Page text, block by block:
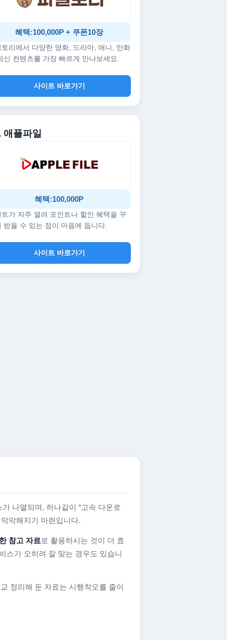
혜택:100,000P + 쿠폰10장
토리에서 다양한 영화, 드라마, 애니, 만화
신 컨텐츠를 가장 빠르게 만나보세요.
사이트 바로가기
애플파일
혜택:100,000P
트가 자주 열려 포인트나 할인 혜택을 꾸
받을 수 있는 점이 마음에 듭니다.
사이트 바로가기
나열되며, 하나같이 “고속 다운로
막해지기 마련입니다.
참고 자료 로 활용하시는 것이 더 효
스가 오히려 잘 맞는 경우도 있습니
정리해 둔 자료는 시행착오를 줄이